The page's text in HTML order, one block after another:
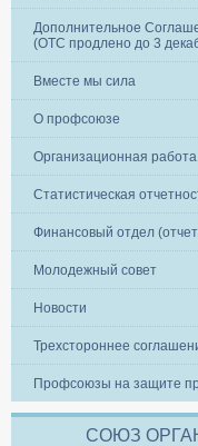
Дополнительное
(ОТС продлено до 3
Вместе мы сила
О профсоюзе
Организационная работа
Статистическая
Финансовый отдел
Молодежный совет
Новости
Трехстороннее
Профсоюзы на защите
СОЮЗ